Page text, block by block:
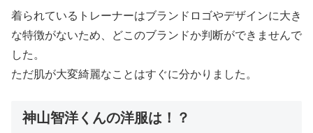
着られているトレーナーはブランドロゴやデザインに大き
な特徴がないため、どこのブランドか判断ができませんで
した。
ただ肌が大変綺麗なことはすぐに分かりました。
神山智洋くんの洋服は！？